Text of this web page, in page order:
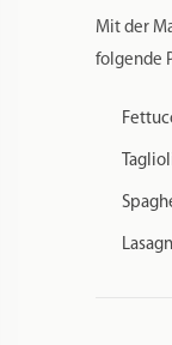
Mit der
folgende